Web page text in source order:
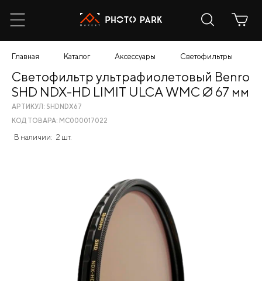
Главная Каталог Аксессуары Светофильтры
Светофильтр ультрафиолетовый Benro
SHD NDX-HD LIMIT ULCA WMC Ø 67 мм
АРТИКУЛ: SHDNDX67
КОД ТОВАРА: МС000017022
В наличии: 2 шт.